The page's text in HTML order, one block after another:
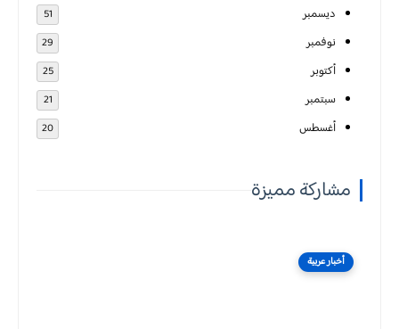
ديسمبر 51
نوفمبر 29
أكتوبر 25
سبتمبر 21
أغسطس 20
مشاركة مميزة
أخبار عربية